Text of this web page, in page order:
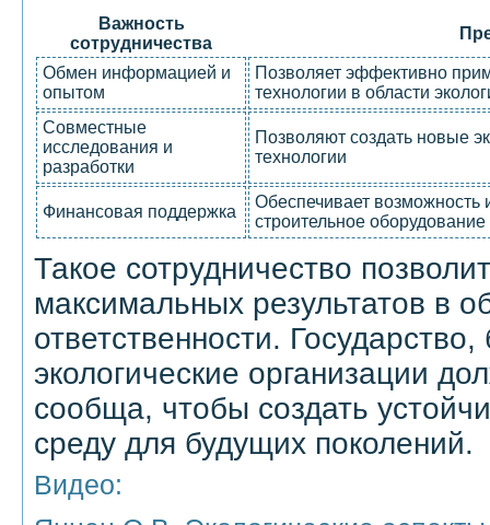
Важность
сотрудничества
Обмен информацией и
опытом
Позволяет эффективно
технологии в области
Совместные
исследования и
разработки
Позволяют создать новые
технологии
Финансовая поддержка
Обеспечивает возможность
строительное оборудование
Такое сотрудничество
максимальных результатов в
ответственности. Государство,
экологические организации
сообща, чтобы создать
среду для будущих поколений.
Видео: